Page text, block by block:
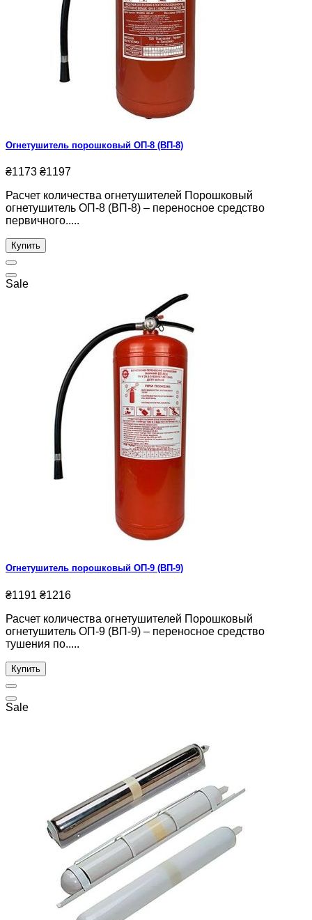
Огнетушитель порошковый ОП-8 (ВП-8)
₴1173 ₴1197
Расчет количества огнетушителей Порошковый
огнетушитель ОП-8 (ВП-8) – переносное средство
первичного.....
Купить
Sale
Огнетушитель порошковый ОП-9 (ВП-9)
₴1191 ₴1216
Расчет количества огнетушителей Порошковый
огнетушитель ОП-9 (ВП-9) – переносное средство
тушения по.....
Купить
Sale